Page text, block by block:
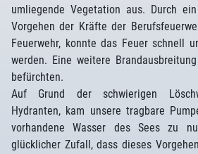
umliegende Vegetation aus. Durch
Vorgehen der Kräfte der
Feuerwehr, konnte das Feuer schnell
werden. Eine weitere
befürchten.
Auf Grund der schwierigen
Hydranten, kam unsere tragbare
vorhandene Wasser des Sees zu
glücklicher Zufall, dass dieses